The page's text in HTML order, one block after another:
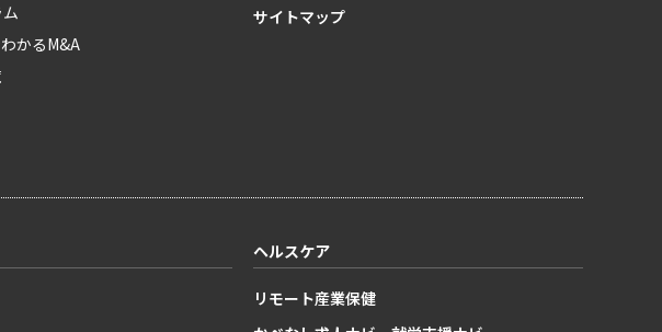
かるM&A
サイトマップ
ヘルスケア
リモート産業保健